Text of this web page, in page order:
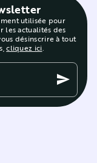
utilisée pour
les actualités des
désinscrire à tout
cliquez ici.
send